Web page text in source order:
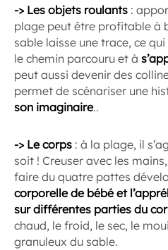
-> Les objets roulants :
plage peut être profitable à
sable laisse une trace, ce
le chemin parcouru et à
peut aussi devenir des
permet de scénariser une
son imaginaire..
-> Le corps : à la plage, il
soit ! Creuser avec les
faire du quatre pattes
corporelle de bébé et
sur différentes parties du
chaud, le froid, le sec, le
granuleux du sable.